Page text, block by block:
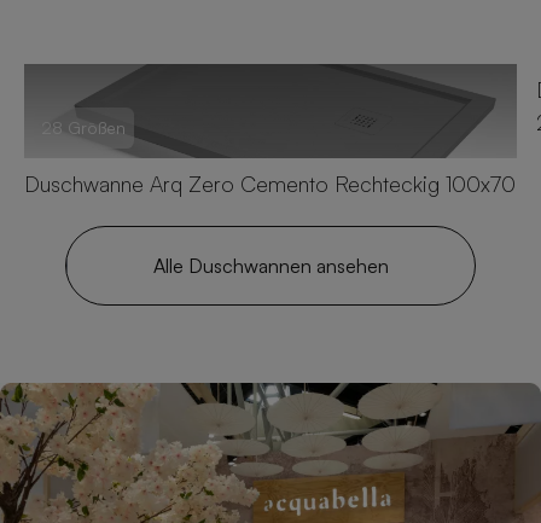
28 Größen
Duschwanne Arq Zero Cemento Rechteckig 100x70
Alle Duschwannen ansehen